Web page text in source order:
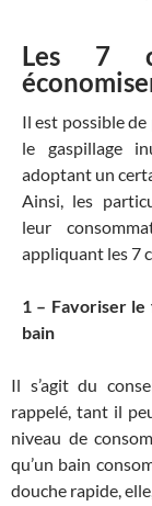
Les 7
Il est possible
le gaspillage
adoptant un
Ainsi, les
leur
appliquant les 7
1 – Favoriser
bain
Il s’agit du
rappelé, tant il
niveau de
qu’un bain
douche rapide,